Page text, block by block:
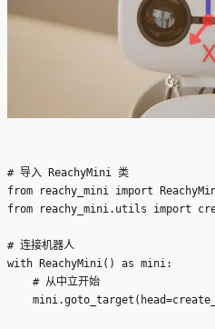
# 导入 ReachyMini 类
from reachy_mini import
from reachy_mini.utils import
# 连接机器人
with ReachyMini() as mini:
    # 从中立开始